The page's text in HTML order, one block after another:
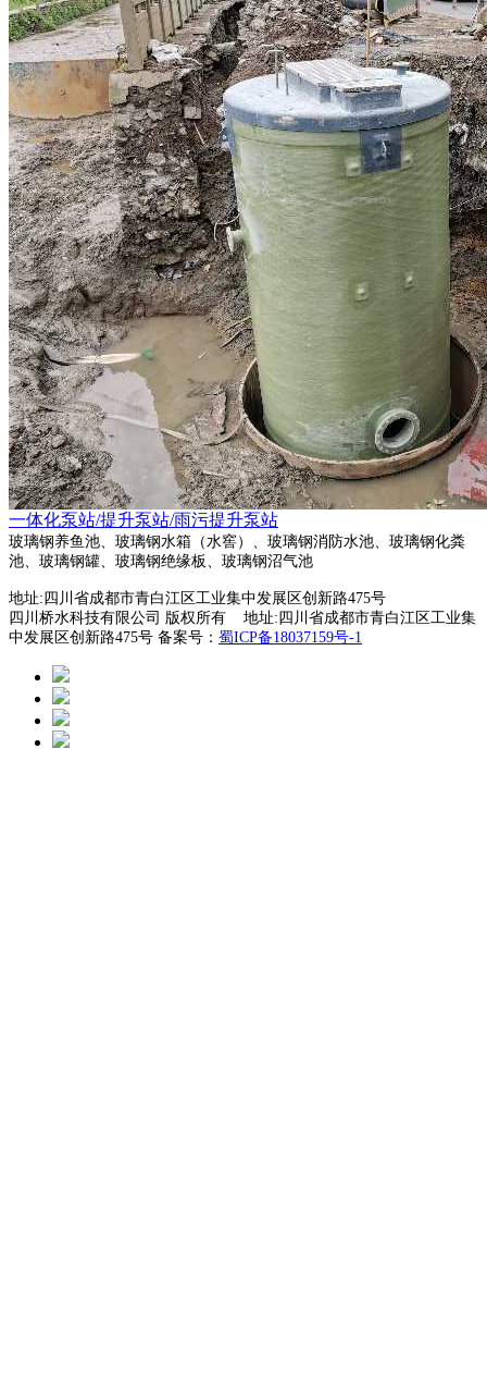
一体化泵站/提升泵站/雨污提升泵站
玻璃钢养鱼池、玻璃钢水箱（水窖）、玻璃钢消防水池、玻璃钢化粪
池、玻璃钢罐、玻璃钢绝缘板、玻璃钢沼气池
地址:四川省成都市青白江区工业集中发展区创新路475号
四川桥水科技有限公司 版权所有 地址:四川省成都市青白江区工业集
中发展区创新路475号 备案号： 蜀ICP备18037159号-1